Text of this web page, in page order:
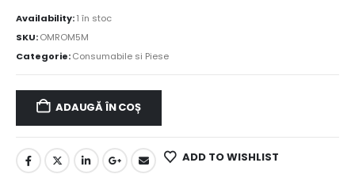
Availability:1 în stoc
SKU:OMROM5M
Categorie:Consumabile si Piese
ADAUGĂ ÎN COȘ
ADD TO WISHLIST